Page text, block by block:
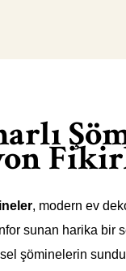
, modern ev
sunan harika bir
şöminelerin